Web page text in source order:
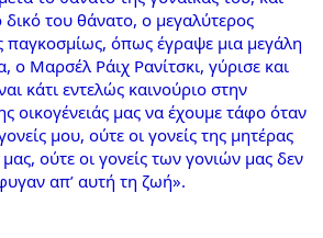
του θάνατο, ο μεγαλύτερος
παγκοσμίως, όπως έγραψε μια μεγάλη
ο Μαρσέλ Ράιχ Ρανίτσκι, γύρισε και
κάτι εντελώς καινούριο στην
οικογένειάς μας να έχουμε τάφο όταν
μου, ούτε οι γονείς της μητέρας
ούτε οι γονείς των γονιών μας δεν
απ’ αυτή τη ζωή».